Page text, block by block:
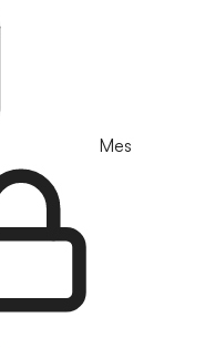
Mes